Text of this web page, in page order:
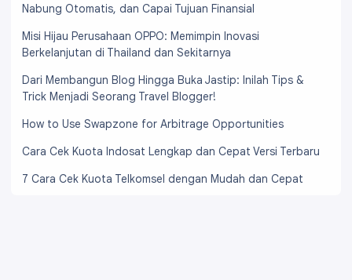
Nabung Otomatis, dan Capai Tujuan Finansial
Misi Hijau Perusahaan OPPO: Memimpin Inovasi
Berkelanjutan di Thailand dan Sekitarnya
Dari Membangun Blog Hingga Buka Jastip: Inilah Tips &
Trick Menjadi Seorang Travel Blogger!
How to Use Swapzone for Arbitrage Opportunities
Cara Cek Kuota Indosat Lengkap dan Cepat Versi Terbaru
7 Cara Cek Kuota Telkomsel dengan Mudah dan Cepat